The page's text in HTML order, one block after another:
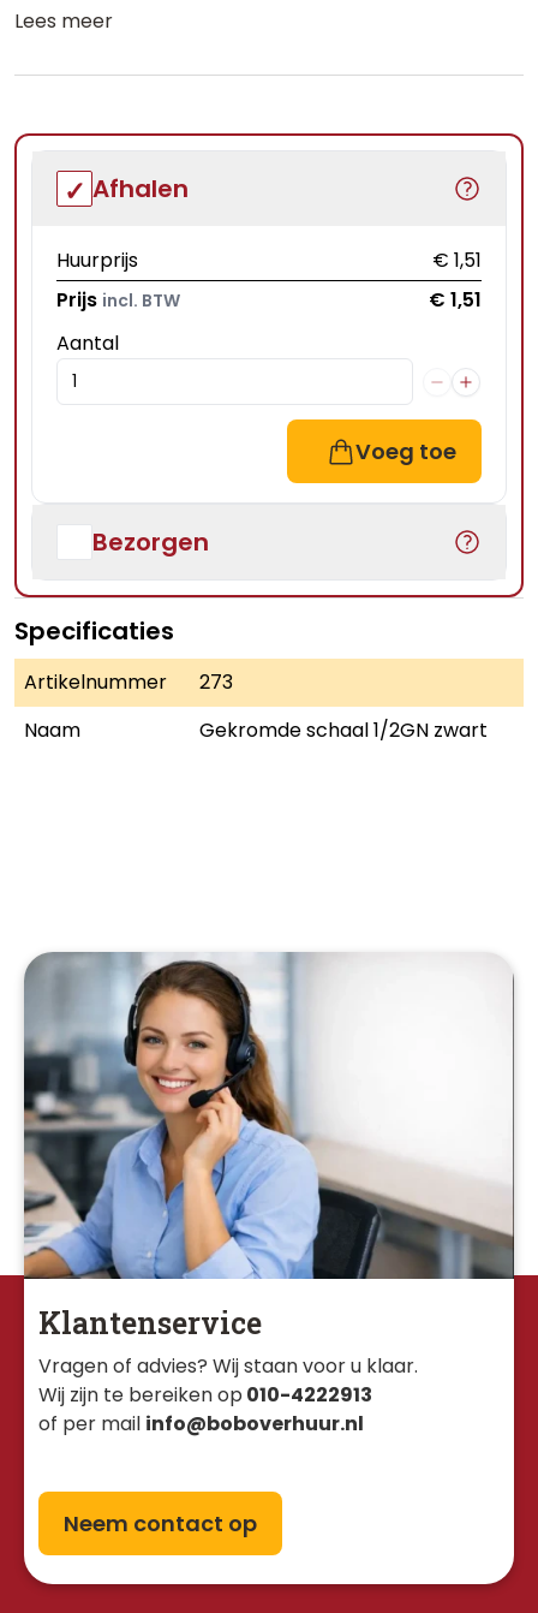
Lees meer
Afhalen
Huurprijs
€ 1,51
Prijs incl. BTW
€ 1,51
Aantal
Voeg toe
Bezorgen
Specificaties
Artikelnummer
273
Naam
Gekromde schaal 1/2GN zwart
Klantenservice
Vragen of advies? Wij staan voor u klaar.
Wij zijn te bereiken op 010-4222913
of per mail info@boboverhuur.nl
Neem contact op